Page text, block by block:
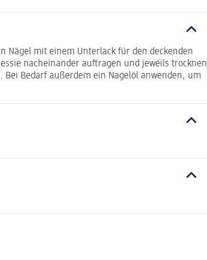
Nägel mit einem Unterlack für den deckenden
nacheinander auftragen und jeweils trocknen
Bedarf außerdem ein Nagelöl anwenden, um